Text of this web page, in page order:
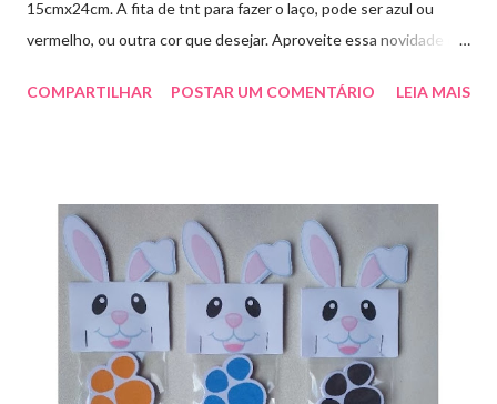
15cmx24cm. A fita de tnt para fazer o laço, pode ser azul ou
vermelho, ou outra cor que desejar. Aproveite essa novidade e
COMPARTILHAR
POSTAR UM COMENTÁRIO LEIA MAIS